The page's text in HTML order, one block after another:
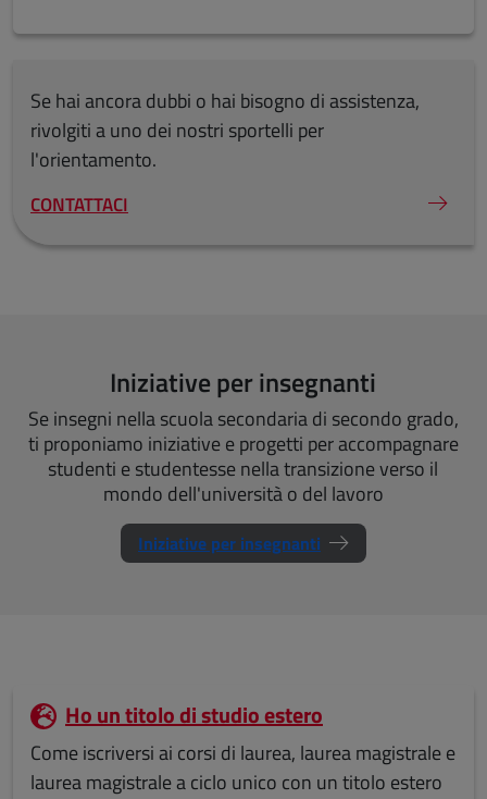
Se hai ancora dubbi o hai bisogno di assistenza,
rivolgiti a uno dei nostri sportelli per
l'orientamento.
CONTATTACI
Iniziative per insegnanti
Se insegni nella scuola secondaria di secondo grado,
ti proponiamo iniziative e progetti per accompagnare
studenti e studentesse nella transizione verso il
mondo dell'università o del lavoro
Iniziative per insegnanti
Ho un titolo di studio estero
Come iscriversi ai corsi di laurea, laurea magistrale e
laurea magistrale a ciclo unico con un titolo estero